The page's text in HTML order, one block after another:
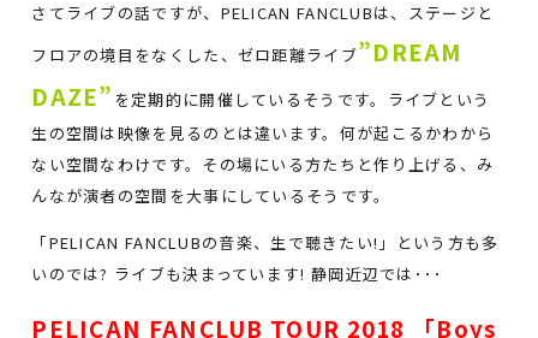
さてライブの話ですが、PELICAN FANCLUBは、ステージと
フロアの境目をなくした、ゼロ距離ライブ”DREAM
DAZE” を定期的に開催しているそうです。ライブという
生の空間は映像を見るのとは違います。何が起こるかわから
ない空間なわけです。その場にいる方たちと作り上げる、み
んなが演者の空間を大事にしているそうです。
「PELICAN FANCLUBの音楽、生で聴きたい!」という方も多
いのでは? ライブも決まっています! 静岡近辺では･･･
PELICAN FANCLUB TOUR 2018 「Boys